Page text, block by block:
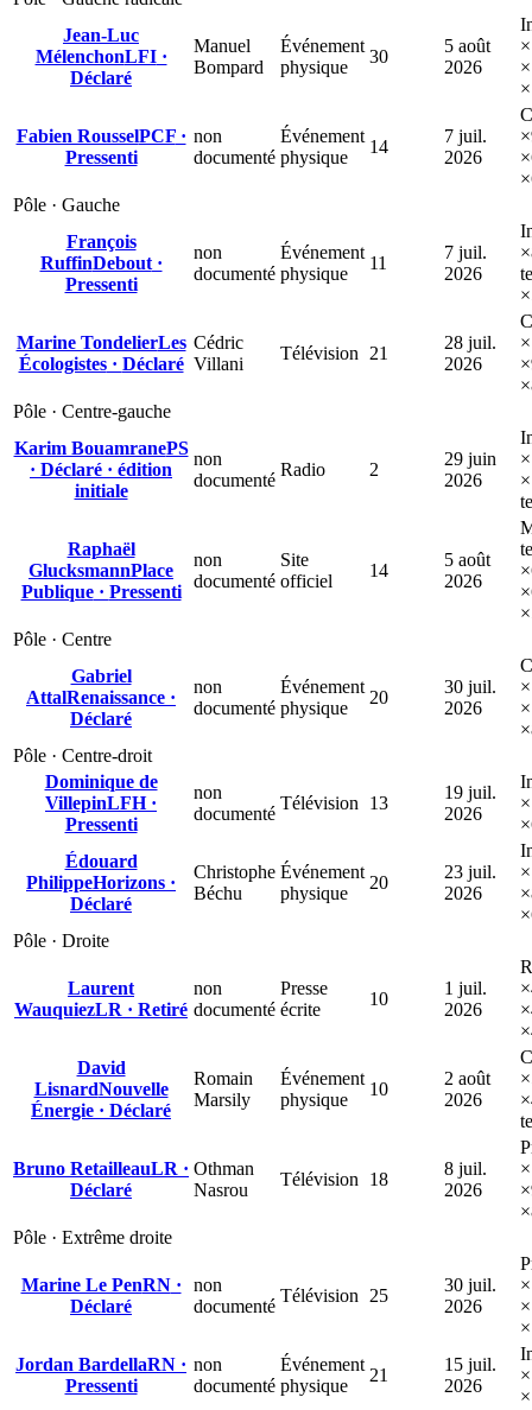
Jean-Luc
MélenchonLFI·
Déclaré
Manuel
Bompard
Événement
physique
30
5 août
2026
×
×
×
Fabien RousselPCF·
Pressenti
non
documenté
Événement
physique
14
7 juil.
2026
×
×
×
Pôle · Gauche
François
RuffinDebout·
Pressenti
non
documenté
Événement
physique
11
7 juil.
2026
×
×
Marine TondelierLes
Écologistes· Déclaré
Cédric
Villani
Télévision 21
28 juil.
2026
×
×
×
Pôle · Centre-gauche
Karim BouamranePS
· Déclaré · édition
initiale
non
documenté
Radio 2
29 juin
2026
×
×
Raphaël
GlucksmannPlace
Publique· Pressenti
non
documenté
Site
officiel
14
5 août
2026
×
×
×
Pôle · Centre
Gabriel
AttalRenaissance ·
Déclaré
non
documenté
Événement
physique
20
30 juil.
2026
×
×
×
Pôle · Centre-droit
Dominique de
VillepinLFH·
Pressenti
non
documenté
Télévision 13
19 juil.
2026
×
×
Édouard
PhilippeHorizons ·
Déclaré
Christophe
Béchu
Événement
physique
20
23 juil.
2026
×
×
×
Pôle · Droite
Laurent
WauquiezLR · Retiré
non
documenté
Presse
écrite
10
1 juil.
2026
×
×
×
David
LisnardNouvelle
Énergie · Déclaré
Romain
Marsily
Événement
physique
10
2 août
2026
×
×
Bruno RetailleauLR ·
Déclaré
Othman
Nasrou
Télévision 18
8 juil.
2026
×
×
×
Pôle · Extrême droite
Marine Le PenRN·
Déclaré
non
documenté
Télévision 25
30 juil.
2026
×
×
×
Jordan BardellaRN ·
Pressenti
non
documenté
Événement
physique
21
15 juil.
2026
×
×